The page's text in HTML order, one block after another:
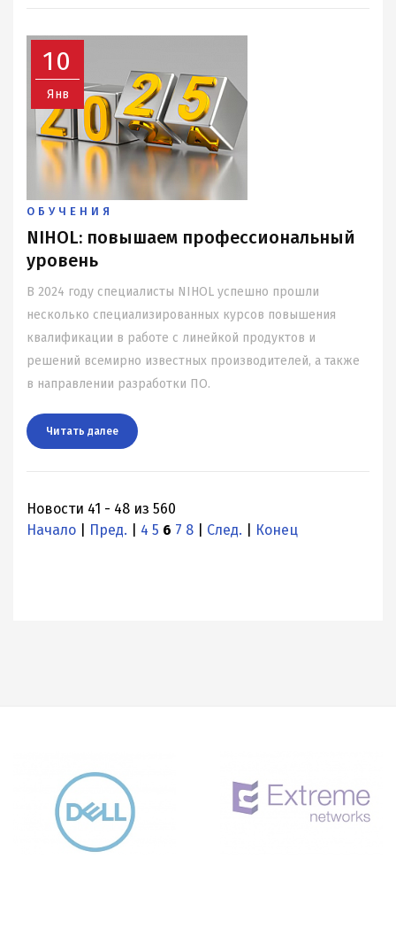
10
Янв
ОБУЧЕНИЯ
NIHOL: повышаем профессиональный
уровень
В 2024 году специалисты NIHOL успешно прошли
несколько специализированных курсов повышения
квалификации в работе с линейкой продуктов и
решений всемирно известных производителей, а также
в направлении разработки ПО.
Читать далee
Новости 41 - 48 из 560
Начало
Пред. 4 5 6 7 8 След. Конец